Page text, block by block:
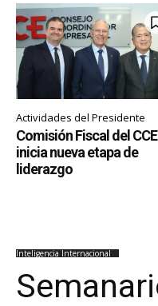
Actividades del Presidente
Comisión Fiscal del CCE
inicia nueva etapa de
liderazgo